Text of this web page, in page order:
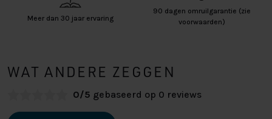
Meer dan 30 jaar ervaring
90 dagen omruilgarantie (zie
voorwaarden)
WAT ANDERE ZEGGEN
0/5 gebaseerd op 0 reviews